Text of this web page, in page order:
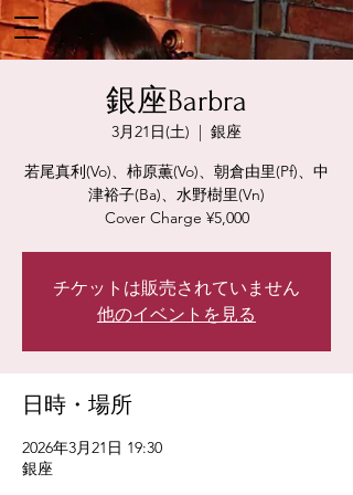
銀座Barbra
3月21日(土)
  |
銀座
若尾真利(Vo)、柿原薫(Vo)、朝倉由里(Pf)、中
津裕子(Ba)、水野樹里(Vn)
Cover Charge ¥5,000
チケットは販売されていません
他のイベントを見る
日時・場所
2026年3月21日 19:30
銀座